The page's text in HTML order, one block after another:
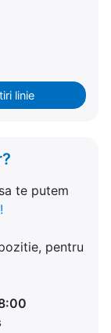
linie
te putem
pentru